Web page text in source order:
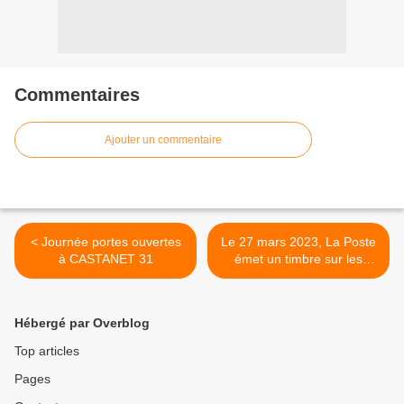
Commentaires
Ajouter un commentaire
< Journée portes ouvertes
à CASTANET 31
Le 27 mars 2023, La Poste
émet un timbre sur les
catacombes de Paris à
Hébergé par Overblog
Top articles
Pages